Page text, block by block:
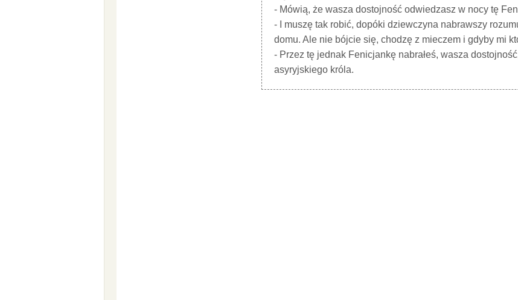
- Mówią, że wasza dostojność odwiedzasz w nocy tę
- I muszę tak robić, dopóki dziewczyna nabrawszy
domu. Ale nie bójcie się, chodzę z mieczem i gdyby mi
- Przez tę jednak Fenicjankę nabrałeś, wasza
asyryjskiego króla.